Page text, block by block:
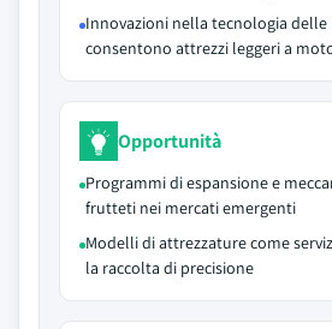
Innovazioni nella tecnologia delle
consentono attrezzi leggeri a
Opportunità
Programmi di espansione e
frutteti nei mercati emergenti
Modelli di attrezzature come
la raccolta di precisione